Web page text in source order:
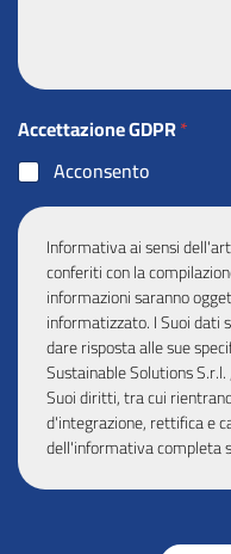
g
g
i
o
Accettazione GDPR*
Acconsento
Informativa ai sensi
conferiti con la
informazioni saranno
informatizzato. I Suoi dati
dare risposta alle sue
Sustainable Solutions
Suoi diritti, tra cui
d'integrazione, rettifica e
dell'informativa completa